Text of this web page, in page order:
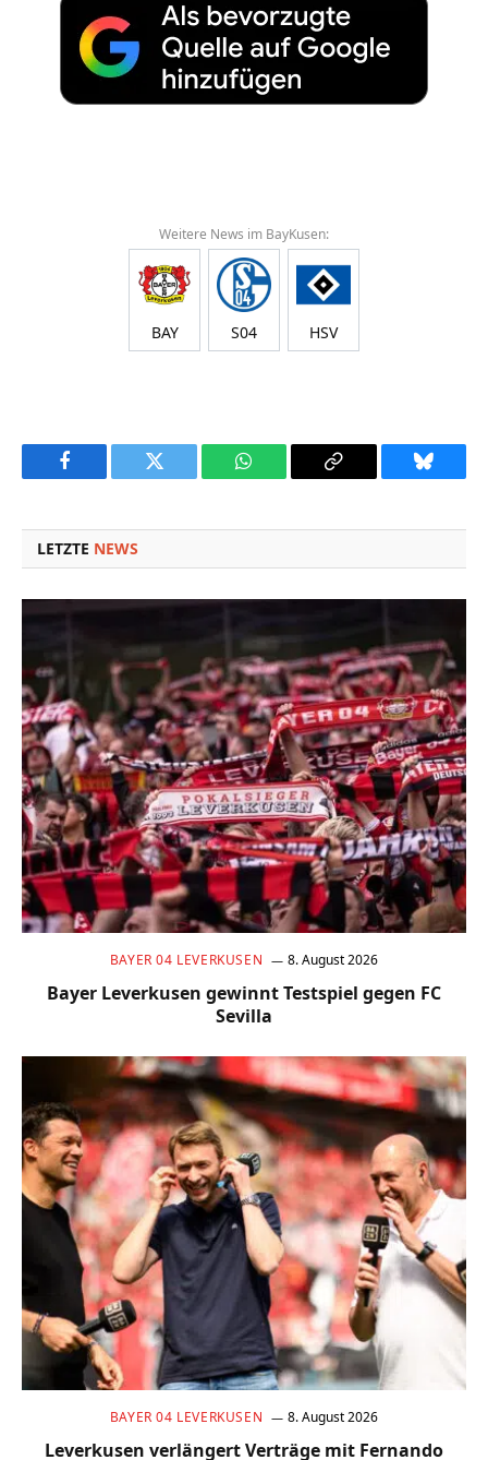
Weitere News im BayKusen:
BAY S04 HSV
Facebook Twitter WhatsApp Copy
Bluesky
LETZTE NEWS
BAYER 04 LEVERKUSEN 8. August 2026
Bayer Leverkusen gewinnt Testspiel gegen FC
Sevilla
BAYER 04 LEVERKUSEN 8. August 2026
Leverkusen verlängert Verträge mit Fernando